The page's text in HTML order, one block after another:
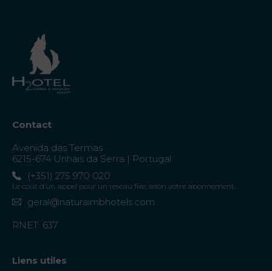
Contact
Avenida das Termas
6215-674 Unhais da Serra | Portugal
(+351) 275 970 020
Le coût d’un appel pour un réseau fixe, selon votre abonnement.
geral@naturaimbhotels.com
RNET: 637
Liens utiles